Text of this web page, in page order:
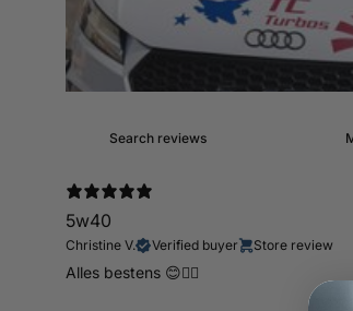
5w40
Christine V. Verified buyer Store review
Alles bestens 😊👍🏻